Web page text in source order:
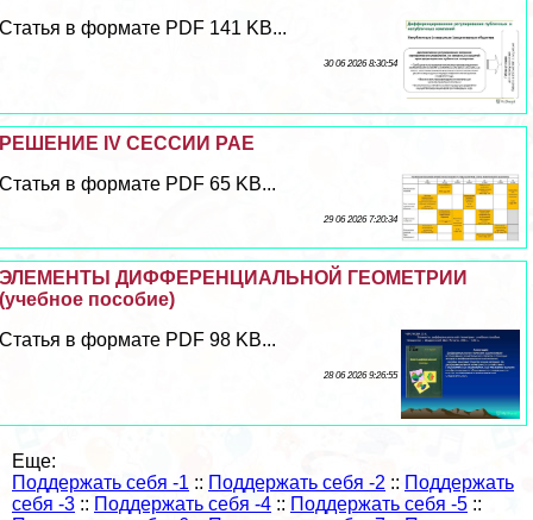
Статья в формате PDF 141 KB...
30 06 2026 8:30:54
РЕШЕНИЕ IV СЕССИИ РАЕ
Статья в формате PDF 65 KB...
29 06 2026 7:20:34
ЭЛЕМЕНТЫ ДИФФЕРЕНЦИАЛЬНОЙ ГЕОМЕТРИИ
(учебное пособие)
Статья в формате PDF 98 KB...
28 06 2026 9:26:55
Еще:
Поддержать себя -1 :: Поддержать себя -2 :: Поддержать
себя -3 :: Поддержать себя -4 :: Поддержать себя -5 ::